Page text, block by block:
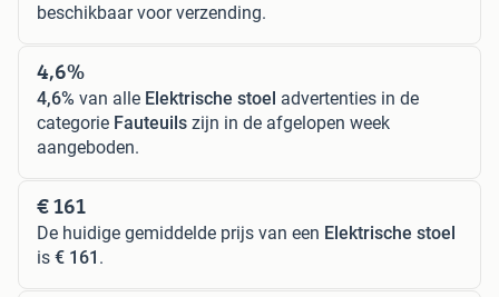
beschikbaar voor verzending.
4,6%
4,6% van alle Elektrische stoel advertenties in de
categorie Fauteuils zijn in de afgelopen week
aangeboden.
€ 161
De huidige gemiddelde prijs van een Elektrische stoel
is € 161 .